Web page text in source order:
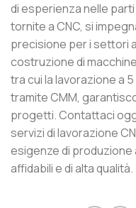
di esperienza nelle
tornite a CNC, si
precisione per i settori
costruzione di
tra cui la lavorazione a
tramite CMM,
progetti. Contattaci
servizi di lavorazione
esigenze di
affidabili e di alta qualità.